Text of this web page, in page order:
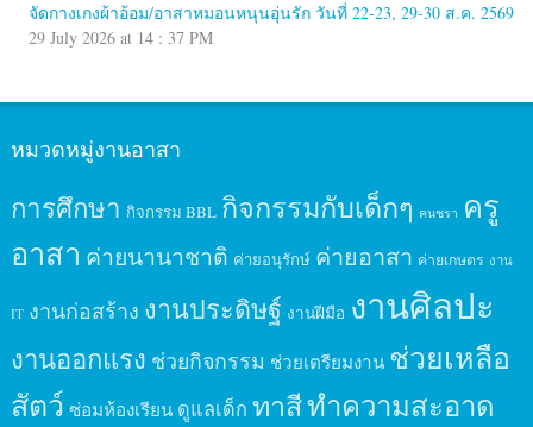
จัดกางเกงผ้าอ้อม/อาสาหมอนหนุนอุ่นรัก วันที่ 22-23, 29-30 ส.ค. 2569
29 July 2026 at 14 : 37 PM
หมวดหมู่งานอาสา
การศึกษา กิจกรรม BBL กิจกรรมกับเด็กๆ คนชรา ครู
อาสา ค่ายนานาชาติ ค่ายอนุรักษ์ ค่ายอาสา ค่ายเกษตร งาน
IT งานก่อสร้าง งานประดิษฐ์ งานฝีมือ งานศิลปะ
งานออกแรง ช่วยกิจกรรม ช่วยเตรียมงาน ช่วยเหลือ
สัตว์ ซ่อมห้องเรียน ดูแลเด็ก ทาสีทำความสะอาด